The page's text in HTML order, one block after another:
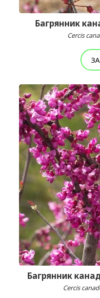
Багрянник
Cercis
Багрянник
Cercis